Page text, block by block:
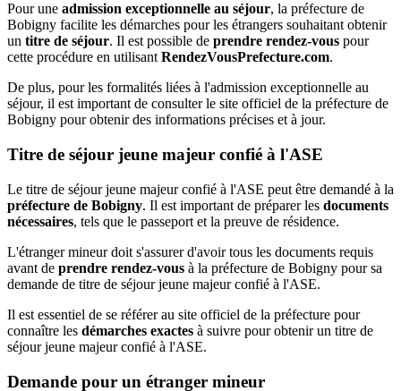
Pour une admission exceptionnelle au séjour, la préfecture de
Bobigny facilite les démarches pour les étrangers souhaitant obtenir
un titre de séjour. Il est possible de prendre rendez-vous pour
cette procédure en utilisant RendezVousPrefecture.com.
De plus, pour les formalités liées à l'admission exceptionnelle au
séjour, il est important de consulter le site officiel de la préfecture de
Bobigny pour obtenir des informations précises et à jour.
Titre de séjour jeune majeur confié à l'ASE
Le titre de séjour jeune majeur confié à l'ASE peut être demandé à la
préfecture de Bobigny. Il est important de préparer les documents
nécessaires, tels que le passeport et la preuve de résidence.
L'étranger mineur doit s'assurer d'avoir tous les documents requis
avant de prendre rendez-vous à la préfecture de Bobigny pour sa
demande de titre de séjour jeune majeur confié à l'ASE.
Il est essentiel de se référer au site officiel de la préfecture pour
connaître les démarches exactes à suivre pour obtenir un titre de
séjour jeune majeur confié à l'ASE.
Demande pour un étranger mineur